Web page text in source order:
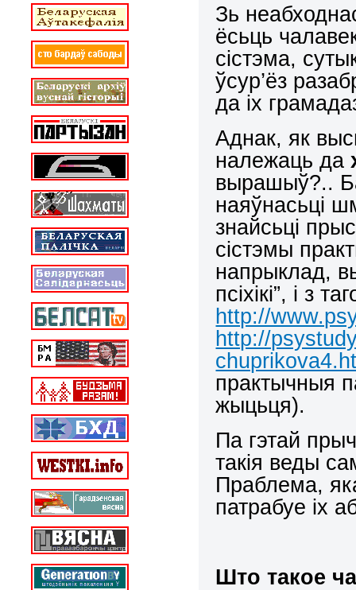
Зь
ёсьць
сістэма,
ўсур’ёз
да іх
Аднак, як
належаць да
вырашыў?..
наяўнасьці
знайсьці
сістэмы
напрыклад,
псіхікі”, і з
http://
http://
практычныя
жыцьця).
Па гэтай
такія веды
Праблема,
патрабуе іх
Што такое